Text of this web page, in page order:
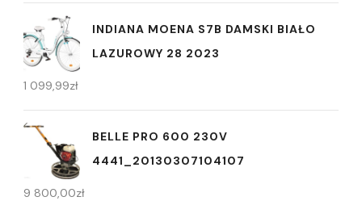
INDIANA MOENA S7B DAMSKI BIAŁO
LAZUROWY 28 2023
1 099,99zł
BELLE PRO 600 230V
4441_20130307104107
9 800,00zł